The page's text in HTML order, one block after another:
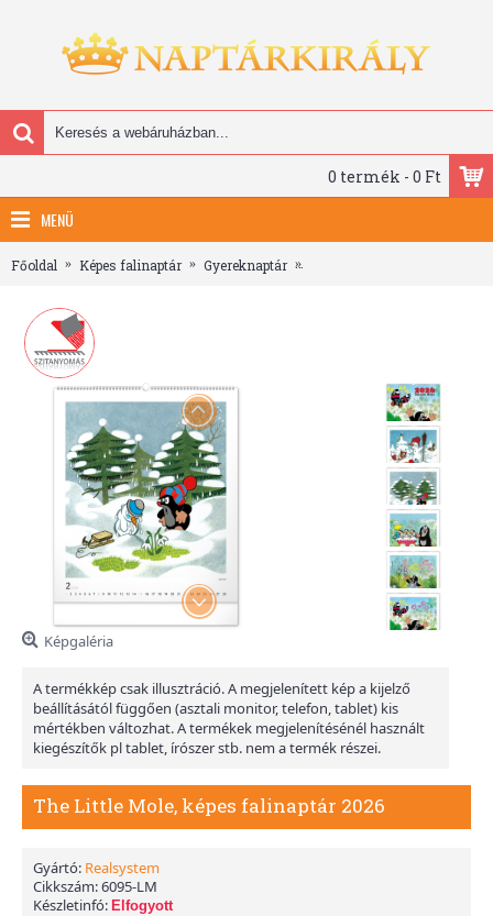
0 termék - 0 Ft
MENÜ
Főoldal Képes falinaptár Gyereknaptár
Képgaléria
A termékkép csak illusztráció. A megjelenített kép a kijelző
beállításától függően (asztali monitor, telefon, tablet) kis
mértékben változhat. A termékek megjelenítésénél használt
kiegészítők pl tablet, írószer stb. nem a termék részei.
The Little Mole, képes falinaptár 2026
Gyártó: Realsystem
Cikkszám:6095-LM
Készletinfó: Elfogyott